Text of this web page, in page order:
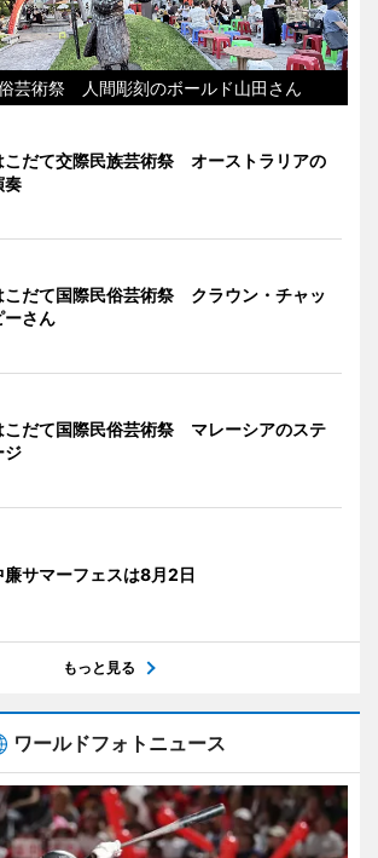
芸術祭 人間彫刻のボールド山田さん
こだて交際民族芸術祭 オーストラリアの
奏
こだて国際民俗芸術祭 クラウン・チャッ
ーさん
こだて国際民俗芸術祭 マレーシアのステ
ジ
廉サマーフェスは8月2日
もっと見る
ワールドフォトニュース